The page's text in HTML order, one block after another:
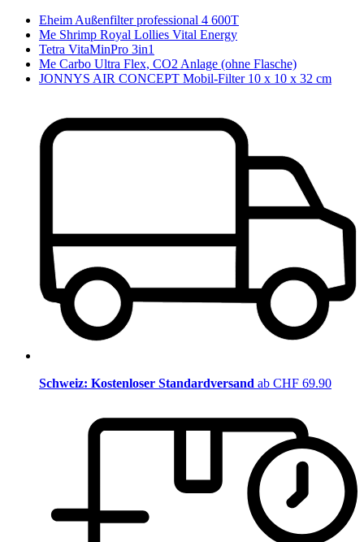
Eheim Außenfilter professional 4 600T
Me Shrimp Royal Lollies Vital Energy
Tetra VitaMinPro 3in1
Me Carbo Ultra Flex, CO2 Anlage (ohne Flasche)
JONNYS AIR CONCEPT Mobil-Filter 10 x 10 x 32 cm
Schweiz: Kostenloser Standardversand ab CHF 69.90